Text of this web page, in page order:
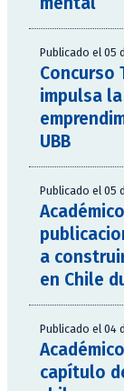
Publicado el 05
Concurso
impulsa
UBB
Publicado el 05
a
en Chile
Publicado el 04
capítulo